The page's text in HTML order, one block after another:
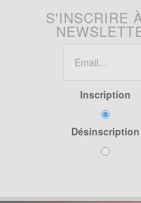
S'INSCRIRE
Inscription
Désinscription